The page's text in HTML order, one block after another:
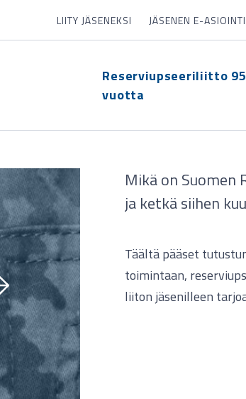
LIITY JÄSENEKSI JÄSENEN E-ASIOINTI
Reserviupseeriliitto 95
vuotta
Mikä on Suomen
ja ketkä siihen
Täältä pääset
toimintaan,
liiton jäsenilleen